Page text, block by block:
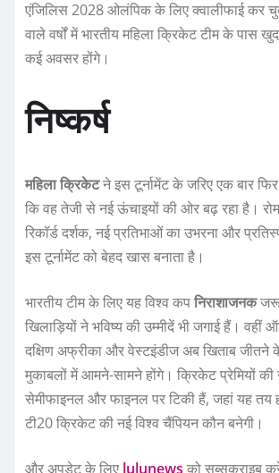
एंजिलिस 2028 ओलंपिक के लिए क्वालीफाई कर
वाले वर्षों में भारतीय महिला क्रिकेट टीम के पास
कई अवसर होंगे।
निष्कर्ष
महिला क्रिकेटने इस टूर्नामेंट के जरिए एक बार
कि वह तेजी से नई ऊंचाइयों की ओर बढ़ रहा है।
रिकॉर्ड दर्शक, नई प्रतिभाओं का उभरना और
इस टूर्नामेंट को बेहद खास बनाता है।
भारतीय टीम के लिए यह विश्व कपनिराशाजनक
खिलाड़ियों ने भविष्य की उम्मीदें भी जगाई हैं। वहीं
दक्षिण अफ्रीका और वेस्टइंडीज अब खिताब जीतने
मुकाबलों में आमने-सामने होंगे। क्रिकेट प्रेमियों
सेमीफाइनल और फाइनल पर टिकी हैं, जहां यह तय
टी20 क्रिकेट की नई विश्व चैंपियन कौन बनेगी।
और अपडेट के लिए lulunews को सब्सक्राइब